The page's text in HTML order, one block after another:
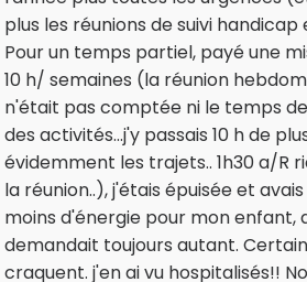
plus les réunions de suivi handicap
Pour un temps partiel, payé une
10 h/ semaines (la réunion
n'était pas comptée ni le temps
des activités...j'y passais 10 h de
évidemment les trajets.. 1h30 a/R
la réunion..), j'étais épuisée et
moins d'énergie pour mon enfant,
demandait toujours autant.
craquent. j'en ai vu hospitalisés!!